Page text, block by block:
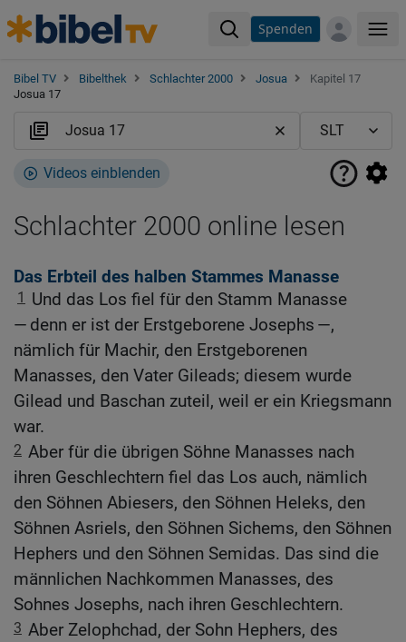
Spenden
Bibel TV Bibelthek Schlachter 2000 Josua
Kapitel 17
Josua 17
Videos einblenden
Schlachter 2000 online lesen
Das Erbteil des halben Stammes Manasse
1
Und das Los fiel für den Stamm Manasse
— denn er ist der Erstgeborene Josephs —,
nämlich für Machir, den Erstgeborenen
Manasses, den Vater Gileads; diesem wurde
Gilead und Baschan zuteil, weil er ein Kriegsmann
war.
2 Aber für die übrigen Söhne Manasses nach
ihren Geschlechtern fiel das Los auch, nämlich
den Söhnen Abiesers, den Söhnen Heleks, den
Söhnen Asriels, den Söhnen Sichems, den Söhnen
Hephers und den Söhnen Semidas. Das sind die
männlichen Nachkommen Manasses, des
Sohnes Josephs, nach ihren Geschlechtern.
3 Aber Zelophchad, der Sohn Hephers, des